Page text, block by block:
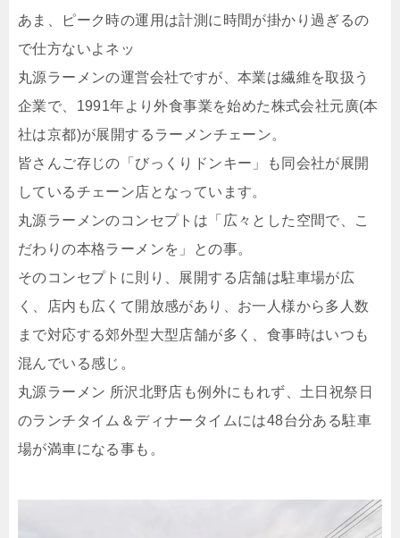
あま、ピーク時の運用は計測に時間が掛かり過ぎるの
で仕方ないよネッ
丸源ラーメンの運営会社ですが、本業は繊維を取扱う
企業で、1991年より外食事業を始めた株式会社元廣(本
社は京都)が展開するラーメンチェーン。
皆さんご存じの「びっくりドンキー」も同会社が展開
しているチェーン店となっています。
丸源ラーメンのコンセプトは「広々とした空間で、こ
だわりの本格ラーメンを」との事。
そのコンセプトに則り、展開する店舗は駐車場が広
く、店内も広くて開放感があり、お一人様から多人数
まで対応する郊外型大型店舗が多く、食事時はいつも
混んでいる感じ。
丸源ラーメン 所沢北野店も例外にもれず、土日祝祭日
のランチタイム＆ディナータイムには48台分ある駐車
場が満車になる事も。